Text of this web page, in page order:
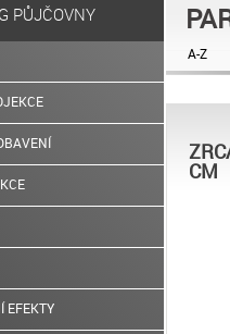
PŮJČOVNY
EFEKTY
A-Z
CM